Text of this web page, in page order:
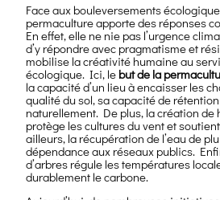
Face aux bouleversements
permaculture apporte des réponses
En effet, elle ne nie pas l’urgence
d’y répondre avec pragmatisme et
mobilise la créativité humaine au
écologique. Ici, le but de la
la capacité d’un lieu à encaisser les
qualité du sol, sa capacité de
naturellement. De plus, la création
protège les cultures du vent et
ailleurs, la récupération de l’eau de
dépendance aux réseaux publics.
d’arbres régule les températures
durablement le carbone.